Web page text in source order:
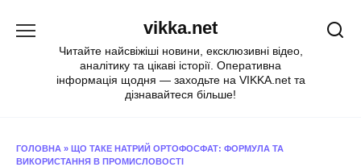
vikka.net
Читайте найсвіжіші новини, ексклюзивні відео,
аналітику та цікаві історії. Оперативна
інформація щодня — заходьте на VIKKA.net та
дізнавайтеся більше!
ГОЛОВНА » ЩО ТАКЕ НАТРИЙ ОРТОФОСФАТ: ФОРМУЛА ТА
ВИКОРИСТАННЯ В ПРОМИСЛОВОСТІ